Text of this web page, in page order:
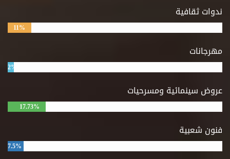
ندوات ثقافية
11%
مهرجانات
2%
عروض سينمائية ومسرحيات
17.73%
فنون شعبية
7.5%